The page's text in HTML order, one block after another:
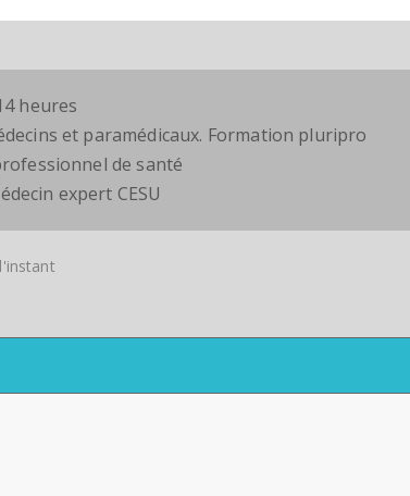
heures
et paramédicaux. Formation pluripro
de santé
expert CESU